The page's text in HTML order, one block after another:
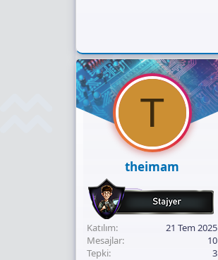
T
theimam
Katılım
21 Tem 2025
Mesajlar
10
Tepki
3